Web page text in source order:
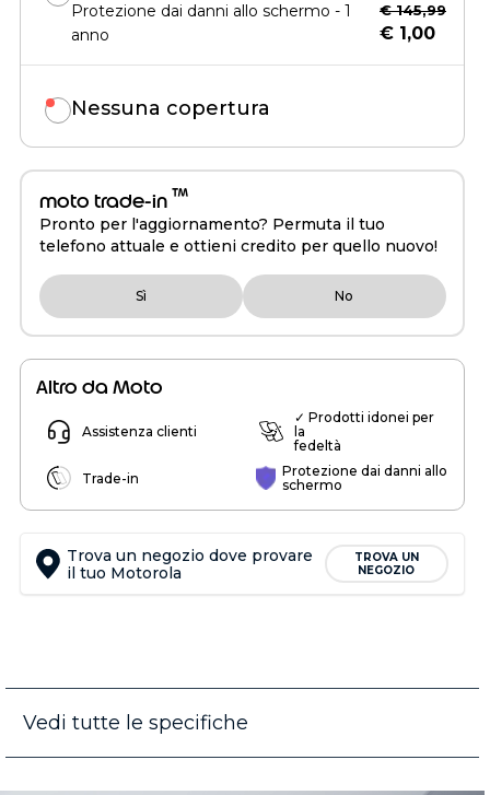
Protezione dai danni allo schermo - 1
anno
€ 145,99
€ 1,00
Nessuna copertura
moto trade-in ™
Pronto per l'aggiornamento? Permuta il tuo
telefono attuale e ottieni credito per quello nuovo!
Sì No
Altro da Moto
Assistenza clienti
✓ Prodotti idonei per
la
fedeltà
Trade-in
Protezione dai danni allo
schermo
Trova un negozio dove provare
il tuo Motorola
TROVA UN
NEGOZIO
Vedi tutte le specifiche